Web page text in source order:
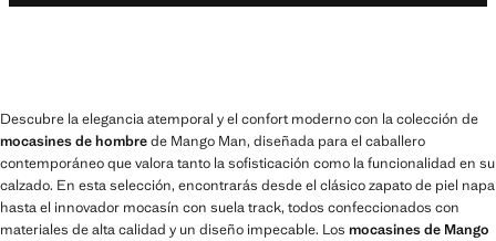
Descubre la elegancia atemporal y el confort moderno con la colección de
mocasines de hombrede Mango Man, diseñada para el caballero
contemporáneo que valora tanto la sofisticación como la funcionalidad en su
calzado. En esta selección, encontrarás desde el clásico zapato de piel napa
hasta el innovador mocasín con suela track, todos confeccionados con
materiales de alta calidad y un diseño impecable. Los mocasines de Mango